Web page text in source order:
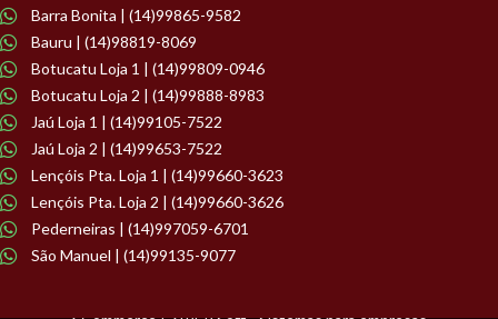
Barra Bonita | (14)99865-9582
Bauru | (14)98819-8069
Botucatu Loja 1 | (14)99809-0946
Botucatu Loja 2 | (14)99888-8983
Jaú Loja 1 | (14)99105-7522
Jaú Loja 2 | (14)99653-7522
Lençóis Pta. Loja 1 | (14)99660-3623
Lençóis Pta. Loja 2 | (14)99660-3626
Pederneiras | (14)997059-6701
São Manuel | (14)99135-9077